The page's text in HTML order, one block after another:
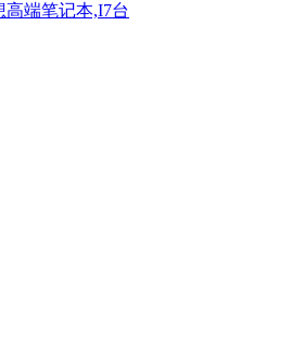
端笔记本,I7台